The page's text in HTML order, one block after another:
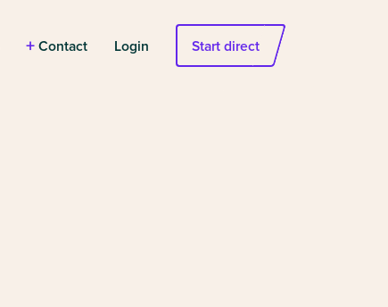
+Contact Login Start direct